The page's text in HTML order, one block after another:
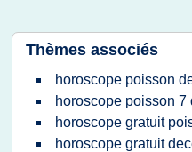
Thèmes associés
horoscope poisson
horoscope poisson 7
horoscope gratuit
horoscope gratuit